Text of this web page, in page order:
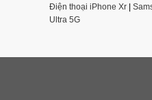
Điện thoại iPhone Xr |
Ultra 5G